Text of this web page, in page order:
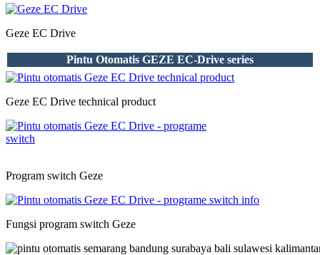
Geze EC Drive
Pintu Otomatis GEZE EC-Drive series
Geze EC Drive technical product
Program switch Geze
Fungsi program switch Geze